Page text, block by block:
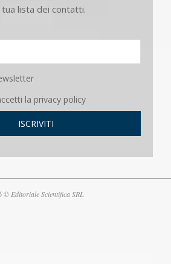
tua lista dei contatti.
la privacy policy
© Editoriale Scientifica SRL